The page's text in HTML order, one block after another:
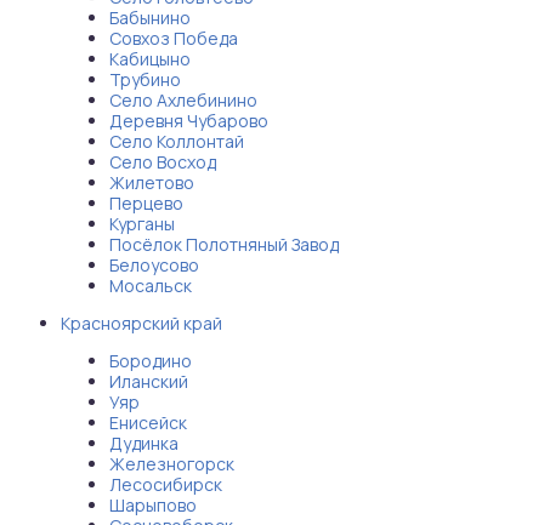
Бабынино
Совхоз Победа
Кабицыно
Трубино
Село Ахлебинино
Деревня Чубарово
Село Коллонтай
Село Восход
Жилетово
Перцево
Курганы
Посёлок Полотняный Завод
Белоусово
Мосальск
Красноярский край
Бородино
Иланский
Уяр
Енисейск
Дудинка
Железногорск
Лесосибирск
Шарыпово